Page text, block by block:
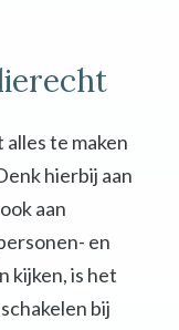
te maken
hierbij aan
aan
en
kijken, is het
bij